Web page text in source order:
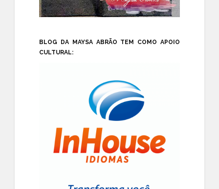
BLOG DA MAYSA ABRÃO TEM COMO APOIO
CULTURAL: